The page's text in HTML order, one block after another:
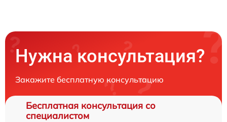
Нужна консультация?
Закажите бесплатную консультацию
Бесплатная консультация со
специалистом